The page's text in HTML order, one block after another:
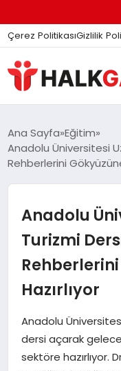
Çerez PolitikasıGizlilik
DÜNYA
EĞITIM
EKONOMI
GÜNDEM
MAGAZIN
Ana Sayfa Eğitim
Anadolu Üniversitesi
Rehberlerini
Anadolu
Turizmi
Hazırlıyor
Anadolu
dersi açarak
sektöre hazırlıyor.